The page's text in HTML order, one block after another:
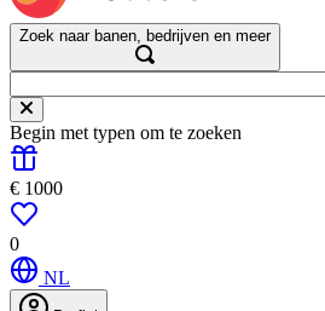
Zoek naar banen, bedrijven en meer
Begin met typen om te zoeken
€ 1000
0
NL